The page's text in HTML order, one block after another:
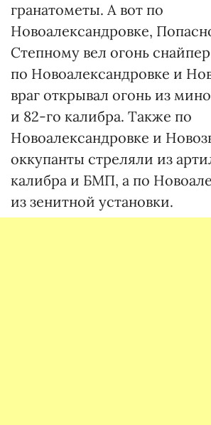
гранатометы. А вот по
Новоалександровке,
Степному вел огонь
по Новоалександровке и
враг открывал огонь из
и 82-го калибра. Также по
Новоалександровке и
оккупанты стреляли из
калибра и БМП, а по
из зенитной установки.